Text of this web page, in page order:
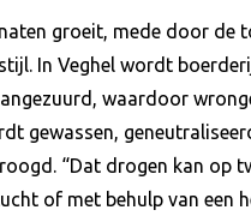
groeit, mede door de
In Veghel wordt
waardoor
gewassen,
“Dat drogen kan op
of met behulp van een